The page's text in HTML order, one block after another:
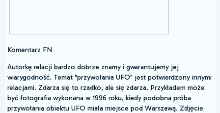
Komentarz FN
Autorkę relacji bardzo dobrze znamy i gwarantujemy jej
wiarygodność. Temat "przywołania UFO" jest potwierdzony innymi
relacjami. Zdarza się to rzadko, ale się zdarza. Przykładem może
być fotografia wykonana w 1996 roku, kiedy podobna próba
przywołania obiektu UFO miała miejsce pod Warszawą. Zdjęcie